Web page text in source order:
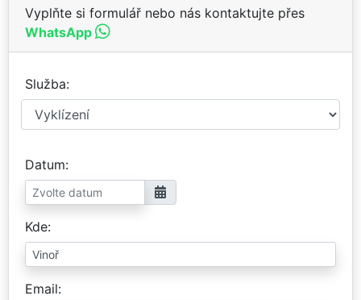
Vyplňte si formulář nebo nás kontaktujte přes
WhatsApp
Služba
Datum
Kde
Email